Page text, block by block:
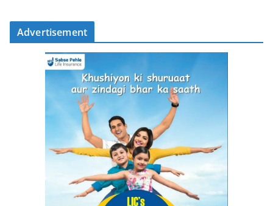
Advertisement